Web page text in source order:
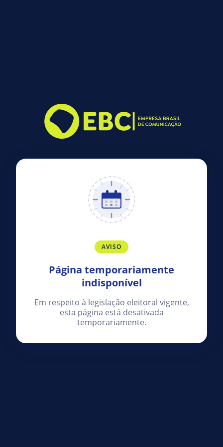
AVISO
Página temporariamente
indisponível
Em respeito à legislação eleitoral vigente,
esta página está desativada
temporariamente.